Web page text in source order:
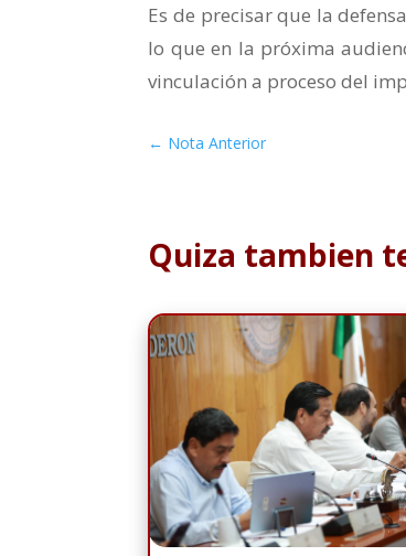
Es de precisar que la
lo que en la próxima
vinculación a proceso del
← Nota Anterior
Quiza tambien